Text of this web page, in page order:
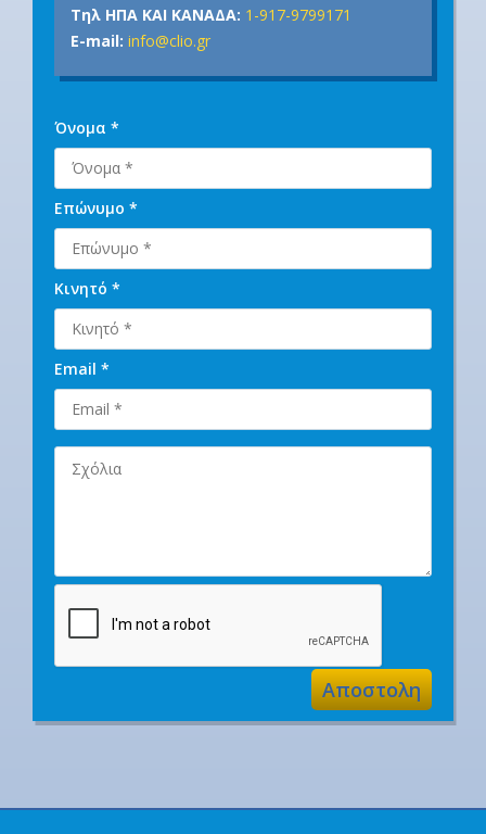
Τηλ ΗΠΑ ΚΑΙ ΚΑΝΑΔΑ: 1-917-9799171
E-mail: info@clio.gr
Όνομα *
Επώνυμο *
Κινητό *
Email *